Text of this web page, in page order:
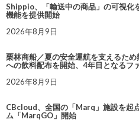
Shippio、「輸送中の商品」の可視
機能を提供開始
2026年8月9日
栗林商船／夏の安全運航を支えるた
への飲料配布を開始、4年目となるフ
2026年8月9日
CBcloud、全国の「Marq」施設を起
ム「MarqGO」開始